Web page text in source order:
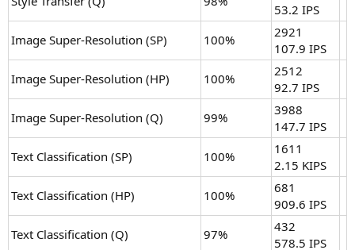
53.2 IPS
Image Super-Resolution (SP)
100%
2921
107.9 IPS
Image Super-Resolution (HP)
100%
2512
92.7 IPS
Image Super-Resolution (Q)
99%
3988
147.7 IPS
Text Classification (SP)
100%
1611
2.15 KIPS
Text Classification (HP)
100%
681
909.6 IPS
Text Classification (Q)
97%
432
578.5 IPS